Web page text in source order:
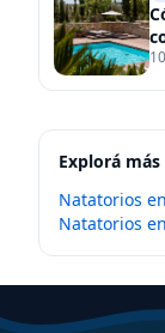
Explorá más
Natatorios en
Natatorios en